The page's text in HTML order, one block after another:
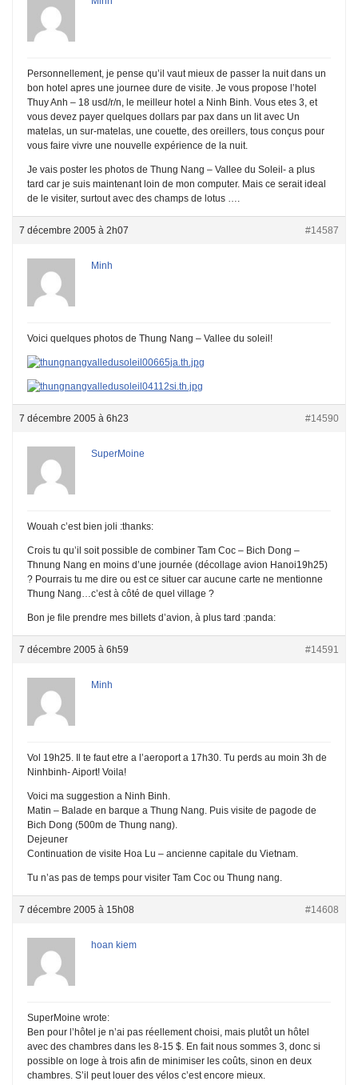
Personnellement, je pense qu’il vaut mieux de passer la nuit dans un
bon hotel apres une journee dure de visite. Je vous propose l’hotel
Thuy Anh – 18 usd/r/n, le meilleur hotel a Ninh Binh. Vous etes 3, et
vous devez payer quelques dollars par pax dans un lit avec Un
matelas, un sur-matelas, une couette, des oreillers, tous conçus pour
vous faire vivre une nouvelle expérience de la nuit.
Je vais poster les photos de Thung Nang – Vallee du Soleil- a plus
tard car je suis maintenant loin de mon computer. Mais ce serait ideal
de le visiter, surtout avec des champs de lotus ….
7 décembre 2005 à 2h07 #14587
Minh
Voici quelques photos de Thung Nang – Vallee du soleil!
7 décembre 2005 à 6h23 #14590
SuperMoine
Wouah c’est bien joli :thanks:
Crois tu qu’il soit possible de combiner Tam Coc – Bich Dong –
Thnung Nang en moins d’une journée (décollage avion Hanoi19h25)
? Pourrais tu me dire ou est ce situer car aucune carte ne mentionne
Thung Nang…c’est à côté de quel village ?
Bon je file prendre mes billets d’avion, à plus tard :panda:
7 décembre 2005 à 6h59 #14591
Minh
Vol 19h25. Il te faut etre a l’aeroport a 17h30. Tu perds au moin 3h de
Ninhbinh- Aiport! Voila!
Voici ma suggestion a Ninh Binh.
Matin – Balade en barque a Thung Nang. Puis visite de pagode de
Bich Dong (500m de Thung nang).
Dejeuner
Continuation de visite Hoa Lu – ancienne capitale du Vietnam.
Tu n’as pas de temps pour visiter Tam Coc ou Thung nang.
7 décembre 2005 à 15h08 #14608
hoan kiem
SuperMoine wrote:
Ben pour l’hôtel je n’ai pas réellement choisi, mais plutôt un hôtel
avec des chambres dans les 8-15 $. En fait nous sommes 3, donc si
possible on loge à trois afin de minimiser les coûts, sinon en deux
chambres. S’il peut louer des vélos c’est encore mieux.